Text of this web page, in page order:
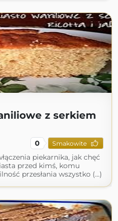
z serkiem
0 Smakowite
piekarnika, jak chęć
przed kimś, komu
przesłania wszystko (...)